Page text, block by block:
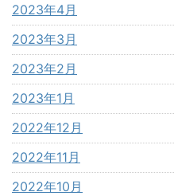
2023年4月
2023年3月
2023年2月
2023年1月
2022年12月
2022年11月
2022年10月